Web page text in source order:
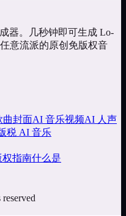
器。几秒钟即可生成 Lo-
意流派的原创免版权音
曲封面AI 音乐视频AI 人声
税 AI 音乐
权指南什么是